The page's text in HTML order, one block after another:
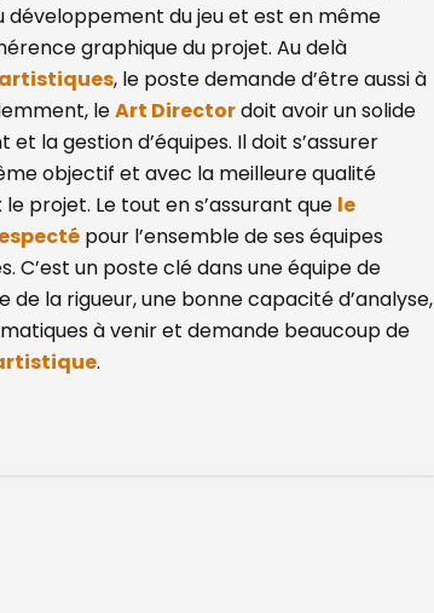
développement du jeu et est en même
graphique du projet. Au delà
, le poste demande d’être aussi à
leArt Directordoit avoir un solide
la gestion d’équipes. Il doit s’assurer
objectif et avec la meilleure qualité
projet. Le tout en s’assurant que le
pour l’ensemble de ses équipes
C’est un poste clé dans une équipe de
la rigueur, une bonne capacité d’analyse,
à venir et demande beaucoup de
.